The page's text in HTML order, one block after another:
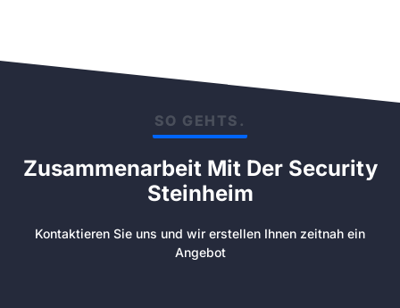
SO GEHTS.
Zusammenarbeit Mit Der Security
Steinheim
Kontaktieren Sie uns und wir erstellen Ihnen zeitnah ein
Angebot